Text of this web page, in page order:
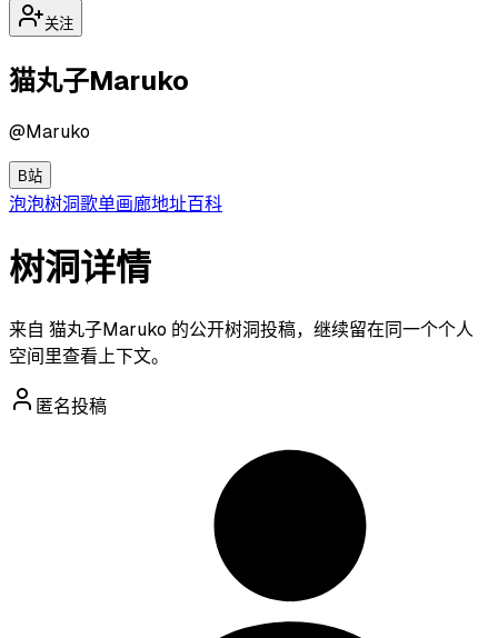
关注
猫丸子Maruko
@Maruko
B站
泡泡树洞歌单画廊地址百科
树洞详情
来自 猫丸子Maruko 的公开树洞投稿，继续留在同一个个人
空间里查看上下文。
匿名投稿